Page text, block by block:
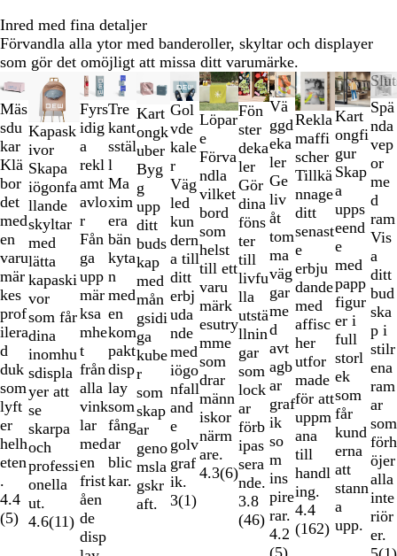
Inred med fina detaljer
Förvandla alla ytor med banderoller, skyltar och displayer
som gör det omöjligt att missa ditt varumärke.
Nya alternativ
Mäs
sdu
kar
Klä
bor
det
med
en
varu
mär
kes
prof
ilera
d
duk
som
lyft
er
helh
eten
.
4.4
(5)
Nya alternativ
Kapask
ivor
Skapa
iögonfa
llande
skyltar
med
lätta
kapaski
vor
som får
dina
inomhu
sdispla
yer att
se
skarpa
och
professi
onella
ut.
4.6(11)
Fyrs
idig
a
rekl
amt
avlo
r
Fån
ga
upp
mär
ksa
mhe
t
från
alla
vink
lar
med
en
frist
åen
de
disp
Tre
kant
sstäl
l
Ma
xim
era
bän
kyta
n
med
en
kom
pakt
disp
lay
som
fång
ar
blic
kar.
Kart
ongk
uber
Byg
g
upp
ditt
buds
kap
med
mån
gsidi
ga
kube
r
som
skap
ar
geno
msla
gskr
aft.
Gol
vde
kale
r
Väg
led
kun
dern
a till
ditt
erbj
uda
nde
med
iögo
nfall
and
e
golv
graf
ik.
3(1)
Nya alternativ
Löpar
e
Förva
ndla
vilket
bord
som
helst
till ett
varu
märk
esutry
mme
som
drar
männ
iskor
närm
are.
4.3(6)
Nya alternativ
Fön
ster
deka
ler
Gör
dina
föns
ter
till
livfu
lla
utstä
llnin
gar
som
lock
ar
förb
ipas
sera
nde.
3.8
(46)
Nya alternativ
Vä
ggd
eka
ler
Ge
liv
åt
tom
ma
väg
gar
me
d
avt
agb
ar
graf
ik
so
m
ins
pire
rar.
4.2
Rekla
maffi
scher
Tillkä
nnage
ditt
senast
e
erbju
dande
med
affisc
her
utfor
made
för att
uppm
ana
till
handl
ing.
4.4
(162)
Kart
ongfi
gur
Skap
a
upps
eend
e
med
papp
figur
er i
full
storl
ek
som
får
kund
erna
att
stann
a
upp.
Spä
nda
vep
or
me
d
ram
Vis
a
ditt
bud
ska
p i
stilr
ena
ram
ar
som
förh
öjer
alla
inte
riör
er.
Bild
till
2
av
12